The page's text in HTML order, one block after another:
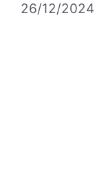
26/12/2024